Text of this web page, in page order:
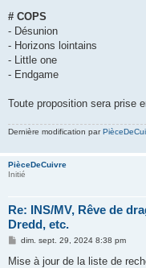
# COPS
- Désunion
- Horizons lointains
- Little one
- Endgame
Toute proposition sera prise
Dernière modification par
PièceDeCuivre
Initié
Re: INS/MV, Rêve de
Dredd, etc.
M
s
dim. sept. 29, 2024 8:38 pm
Mise à jour de la liste de